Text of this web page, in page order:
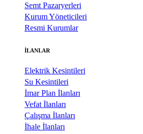
Semt Pazaryerleri
Kurum Yöneticileri
Resmi Kurumlar
İLANLAR
Elektrik Kesintileri
Su Kesintileri
İmar Plan İlanları
Vefat İlanları
Çalışma İlanları
İhale İlanları